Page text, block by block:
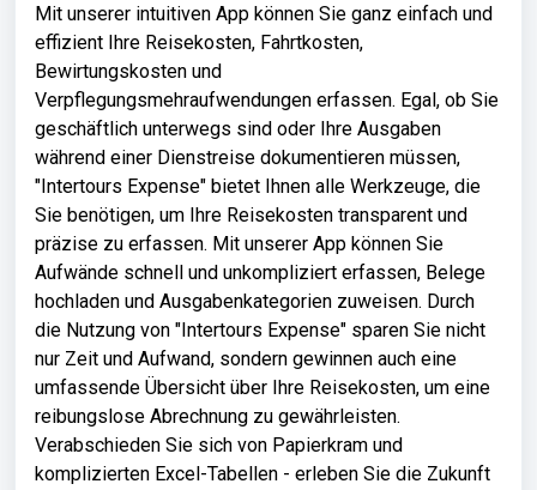
Mit unserer intuitiven App können Sie ganz einfach und
effizient Ihre Reisekosten, Fahrtkosten,
Bewirtungskosten und
Verpflegungsmehraufwendungen erfassen. Egal, ob Sie
geschäftlich unterwegs sind oder Ihre Ausgaben
während einer Dienstreise dokumentieren müssen,
"Intertours Expense" bietet Ihnen alle Werkzeuge, die
Sie benötigen, um Ihre Reisekosten transparent und
präzise zu erfassen. Mit unserer App können Sie
Aufwände schnell und unkompliziert erfassen, Belege
hochladen und Ausgabenkategorien zuweisen. Durch
die Nutzung von "Intertours Expense" sparen Sie nicht
nur Zeit und Aufwand, sondern gewinnen auch eine
umfassende Übersicht über Ihre Reisekosten, um eine
reibungslose Abrechnung zu gewährleisten.
Verabschieden Sie sich von Papierkram und
komplizierten Excel-Tabellen - erleben Sie die Zukunft